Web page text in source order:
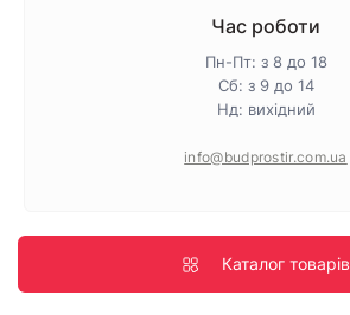
Гарантія та повернення
Політика конфіденційності
Час роботи
Пн-Пт: з 8 до 18
Сб: з 9 до 14
Нд: вихідний
info@budprostir.com.ua
Каталог товарів